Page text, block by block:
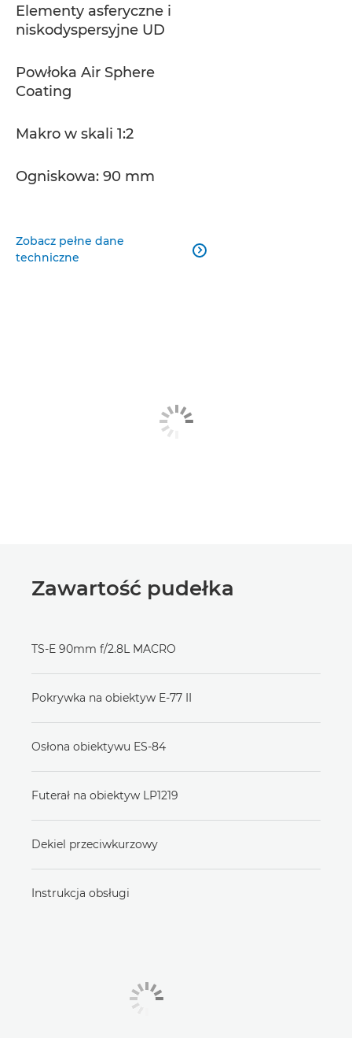
Elementy asferyczne i
niskodyspersyjne UD
Powłoka Air Sphere
Coating
Makro w skali 1:2
Ogniskowa: 90 mm
Zobacz pełne dane
techniczne

Zawartość pudełka
TS-E 90mm f/2.8L MACRO
Pokrywka na obiektyw E-77 II
Osłona obiektywu ES-84
Futerał na obiektyw LP1219
Dekiel przeciwkurzowy
Instrukcja obsługi